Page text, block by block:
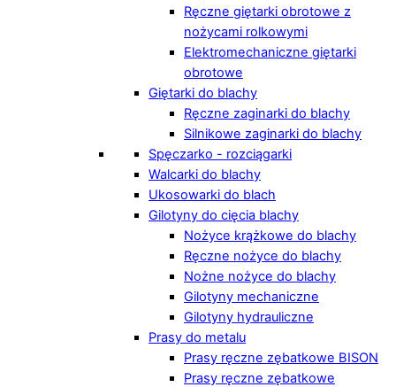
Ręczne giętarki obrotowe z
nożycami rolkowymi
Elektromechaniczne giętarki
obrotowe
Giętarki do blachy
Ręczne zaginarki do blachy
Silnikowe zaginarki do blachy
Spęczarko - rozciągarki
Walcarki do blachy
Ukosowarki do blach
Gilotyny do cięcia blachy
Nożyce krążkowe do blachy
Ręczne nożyce do blachy
Nożne nożyce do blachy
Gilotyny mechaniczne
Gilotyny hydrauliczne
Prasy do metalu
Prasy ręczne zębatkowe BISON
Prasy ręczne zębatkowe